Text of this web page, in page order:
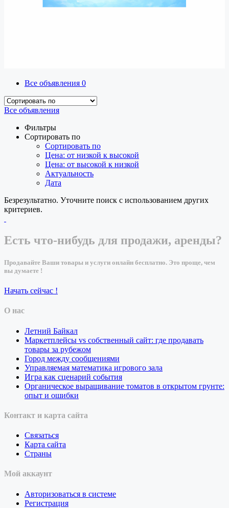
Все объявления 0
Все объявления
Фильтры
Сортировать по
Сортировать по
Цена: от низкой к высокой
Цена: от высокой к низкой
Актуальность
Дата
Безрезультатно. Уточните поиск с использованием других
критериев.
Есть что-нибудь для продажи, аренды?
Продавайте Ваши товары и услуги онлайн бесплатно. Это проще, чем
вы думаете !
Начать сейчас !
О нас
Летний Байкал
Маркетплейсы vs собственный сайт: где продавать
товары за рубежом
Город между сообщениями
Управляемая математика игрового зала
Игра как сценарий события
Органическое выращивание томатов в открытом грунте:
опыт и ошибки
Контакт и карта сайта
Связаться
Карта сайта
Страны
Мой аккаунт
Авторизоваться в системе
Регистрация